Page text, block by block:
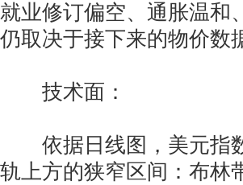
就业修订偏空、通胀温和
仍取决于接下来的物价数
技术面：
依据日线图，美元指
轨上方的狭窄区间：布林